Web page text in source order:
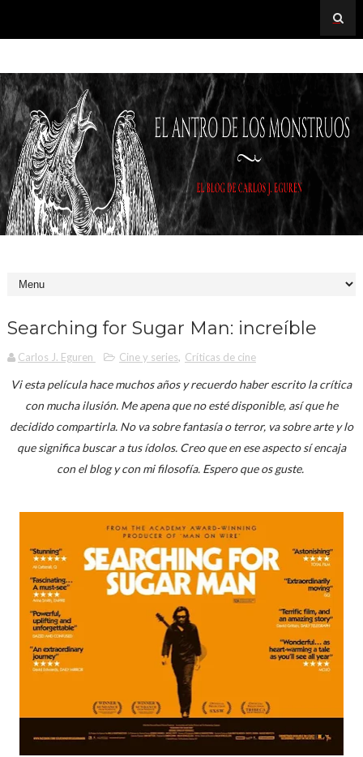
Searching for Sugar Man: increíble
Carlos J. Eguren Cine y series, Críticas de cine
Vi esta película hace muchos años y recuerdo haber escrito la crítica
con mucha ilusión. Me apena que no esté disponible, así que he
decidido compartirla. No va sobre fantasía o terror, va sobre arte y lo
que significa buscar a tus ídolos. Creo que en ese aspecto sí encaja
con el blog y con mi filosofía. Espero que os guste.